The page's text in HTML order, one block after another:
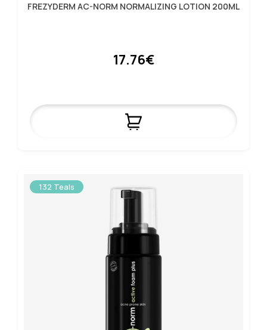
FREZYDERM AC-NORM NORMALIZING LOTION 200ML
17.76€
132 Teals